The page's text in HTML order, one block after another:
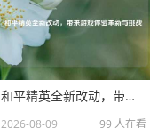
和平精英全新改动，带来游戏体验革新与挑战
2026-08-09 99 人在看